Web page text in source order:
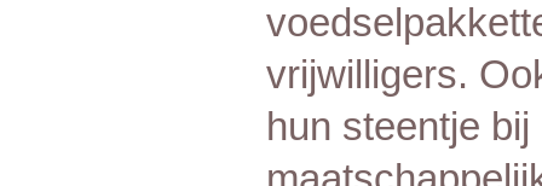
vrijwilligers.
hun steentje